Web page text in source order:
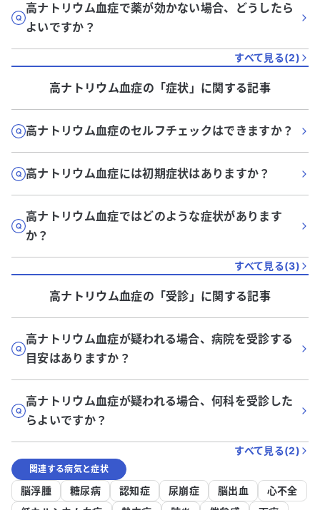
高ナトリウム血症で薬が効かない場合、どうしたら
よいですか？
すべて見る(2)
高ナトリウム血症の「症状 」に関する記事
高ナトリウム血症のセルフチェックはできますか？
高ナトリウム血症には初期症状はありますか？
高ナトリウム血症ではどのような症状があります
か？
すべて見る(3)
高ナトリウム血症の「受診 」に関する記事
高ナトリウム血症が疑われる場合、病院を受診する
目安はありますか？
高ナトリウム血症が疑われる場合、何科を受診した
らよいですか？
すべて見る(2)
関連する病気と症状
脳浮腫 糖尿病 認知症 尿崩症 脳出血
心不全